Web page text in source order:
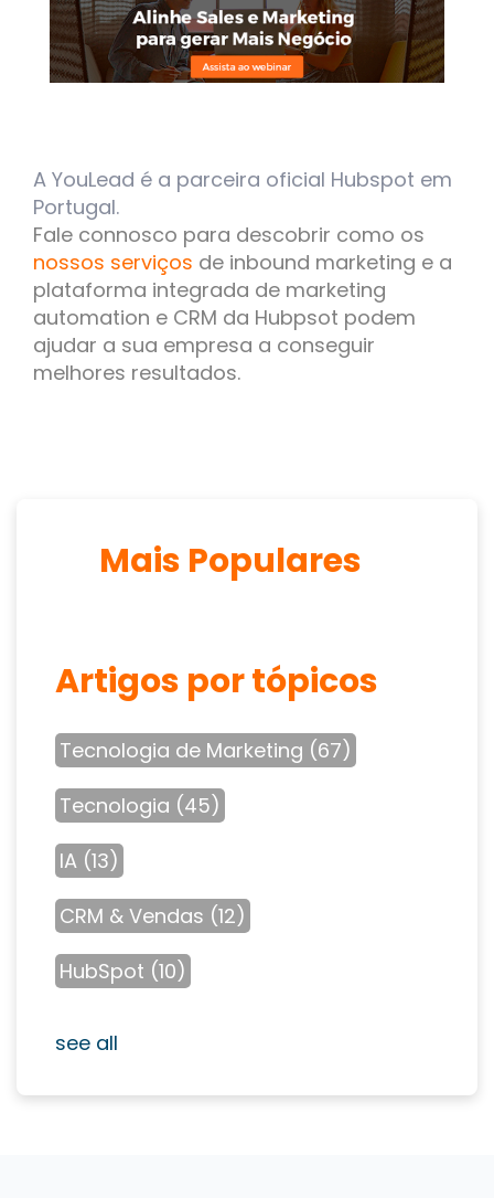
A YouLead é a parceira oficial Hubspot em
Portugal.
Fale connosco para descobrir como os
nossos serviços de inbound marketing e a
plataforma integrada de marketing
automation e CRM da Hubpsot podem
ajudar a sua empresa a conseguir
melhores resultados.
Mais Populares
Artigos por tópicos
Tecnologia de Marketing (67)
Tecnologia (45)
IA (13)
CRM & Vendas (12)
HubSpot (10)
see all